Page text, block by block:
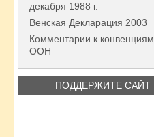
декабря 1988 г.
Венская Декларация 2003
Комментарии к конвенциям
ООН
ПОДДЕРЖИТЕ САЙТ